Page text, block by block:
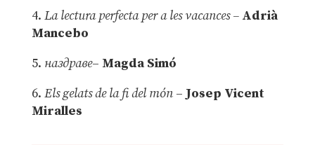
4. La lectura perfecta per a les vacances –Adrià
Mancebo
5. наздраве– Magda Simó
6. Els gelats de la fi del món – Josep Vicent
Miralles